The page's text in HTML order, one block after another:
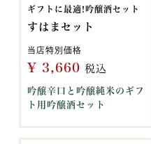
ギフトに最適!吟醸酒セット
すはまセット
当店特別価格
¥ 3,660 税込
吟醸辛口と吟醸純米のギフ
ト用吟醸酒セット